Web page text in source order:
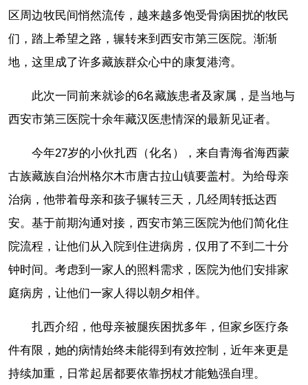
区周边牧民间悄然流传，越来越多饱受骨病困扰的牧民
们，踏上希望之路，辗转来到西安市第三医院。渐渐
地，这里成了许多藏族群众心中的康复港湾。
此次一同前来就诊的6名藏族患者及家属，是当地与
西安市第三医院十余年藏汉医患情深的最新见证者。
今年27岁的小伙扎西（化名），来自青海省海西蒙
古族藏族自治州格尔木市唐古拉山镇要盖村。为给母亲
治病，他带着母亲和孩子辗转三天，几经周转抵达西
安。基于前期沟通对接，西安市第三医院为他们简化住
院流程，让他们从入院到住进病房，仅用了不到二十分
钟时间。考虑到一家人的照料需求，医院为他们安排家
庭病房，让他们一家人得以朝夕相伴。
扎西介绍，他母亲被腿疾困扰多年，但家乡医疗条
件有限，她的病情始终未能得到有效控制，近年来更是
持续加重，日常起居都要依靠拐杖才能勉强自理。